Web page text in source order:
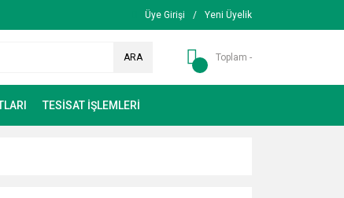
Üye Girişi / Yeni Üyelik
ARA Toplam -
TESİSAT İŞLEMLERİ